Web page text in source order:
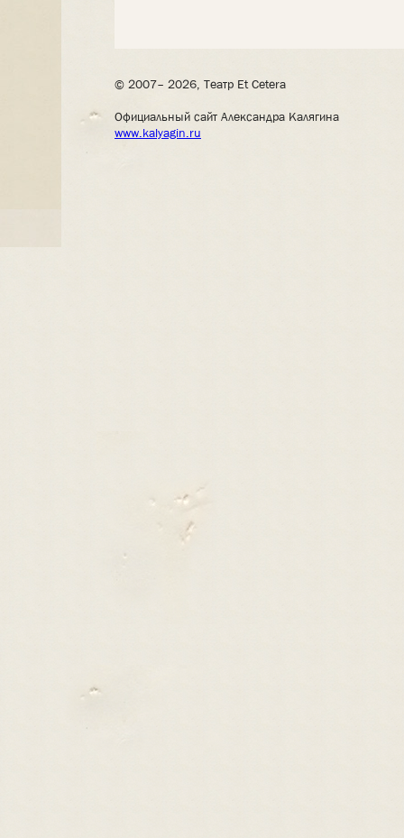
© 2007– 2026, Театр Et Cetera
Официальный сайт Александра Калягина
www.kalyagin.ru